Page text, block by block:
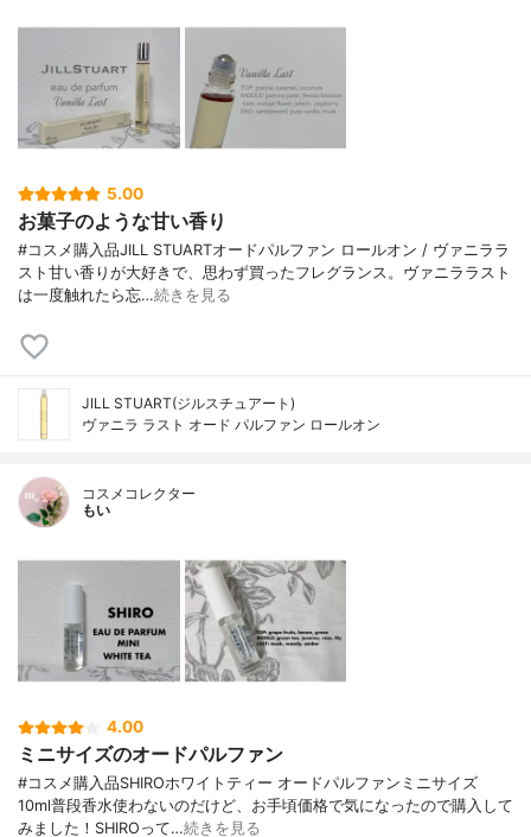
5.00
お菓子のような甘い香り
#コスメ購入品JILL STUARTオードパルファン ロールオン / ヴァニララ
スト甘い香りが大好きで、思わず買ったフレグランス。ヴァニララスト
は一度触れたら忘…続きを見る
JILL STUART(ジルスチュアート)
ヴァニラ ラスト オード パルファン ロールオン
コスメコレクター
もい
4.00
ミニサイズのオードパルファン
#コスメ購入品SHIROホワイトティー オードパルファンミニサイズ
10ml普段香水使わないのだけど、お手頃価格で気になったので購入して
みました！SHIROって…続きを見る